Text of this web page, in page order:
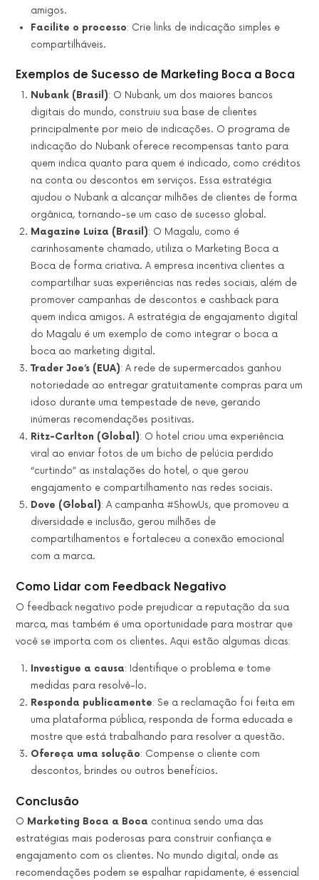
amigos.
Facilite o processo: Crie links de indicação simples e
compartilháveis.
Exemplos de Sucesso de Marketing Boca a Boca
Nubank (Brasil): O Nubank, um dos maiores bancos
digitais do mundo, construiu sua base de clientes
principalmente por meio de indicações. O programa de
indicação do Nubank oferece recompensas tanto para
quem indica quanto para quem é indicado, como créditos
na conta ou descontos em serviços. Essa estratégia
ajudou o Nubank a alcançar milhões de clientes de forma
orgânica, tornando-se um caso de sucesso global.
Magazine Luiza (Brasil): O Magalu, como é
carinhosamente chamado, utiliza o Marketing Boca a
Boca de forma criativa. A empresa incentiva clientes a
compartilhar suas experiências nas redes sociais, além de
promover campanhas de descontos e cashback para
quem indica amigos. A estratégia de engajamento digital
do Magalu é um exemplo de como integrar o boca a
boca ao marketing digital.
Trader Joe’s (EUA): A rede de supermercados ganhou
notoriedade ao entregar gratuitamente compras para um
idoso durante uma tempestade de neve, gerando
inúmeras recomendações positivas.
Ritz-Carlton (Global): O hotel criou uma experiência
viral ao enviar fotos de um bicho de pelúcia perdido
“curtindo” as instalações do hotel, o que gerou
engajamento e compartilhamento nas redes sociais.
Dove (Global): A campanha #ShowUs, que promoveu a
diversidade e inclusão, gerou milhões de
compartilhamentos e fortaleceu a conexão emocional
com a marca.
Como Lidar com Feedback Negativo
O feedback negativo pode prejudicar a reputação da sua
marca, mas também é uma oportunidade para mostrar que
você se importa com os clientes. Aqui estão algumas dicas:
Investigue a causa: Identifique o problema e tome
medidas para resolvê-lo.
Responda publicamente: Se a reclamação foi feita em
uma plataforma pública, responda de forma educada e
mostre que está trabalhando para resolver a questão.
Ofereça uma solução: Compense o cliente com
descontos, brindes ou outros benefícios.
Conclusão
O Marketing Boca a Boca continua sendo uma das
estratégias mais poderosas para construir confiança e
engajamento com os clientes. No mundo digital, onde as
recomendações podem se espalhar rapidamente, é essencial